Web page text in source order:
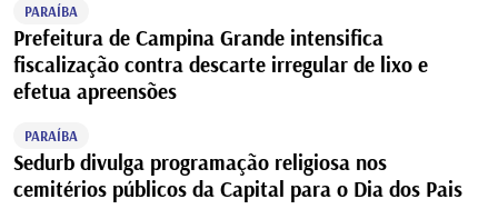
PARAÍBA
Prefeitura de Campina Grande intensifica
fiscalização contra descarte irregular de lixo e
efetua apreensões
PARAÍBA
Sedurb divulga programação religiosa nos
cemitérios públicos da Capital para o Dia dos Pais